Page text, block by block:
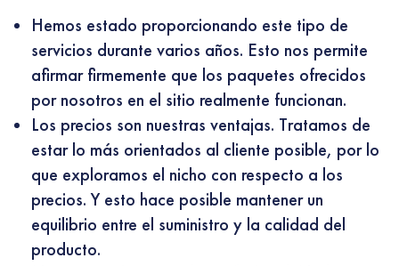
Hemos estado proporcionando este tipo de
servicios durante varios años. Esto nos permite
afirmar firmemente que los paquetes ofrecidos
por nosotros en el sitio realmente funcionan.
Los precios son nuestras ventajas. Tratamos de
estar lo más orientados al cliente posible, por lo
que exploramos el nicho con respecto a los
precios. Y esto hace posible mantener un
equilibrio entre el suministro y la calidad del
producto.